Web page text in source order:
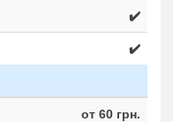
✔️
✔️
от 60 грн.